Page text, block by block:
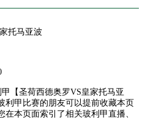
托马亚波
【圣荷西德奥罗VS皇家托马亚
利甲比赛的朋友可以提前收藏本页
本页面索引了相关玻利甲直播、